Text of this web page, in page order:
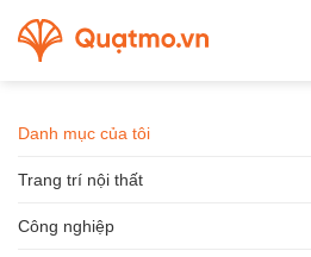
đến
Danh mục của tôi
Trang trí nội thất
Công nghiệp